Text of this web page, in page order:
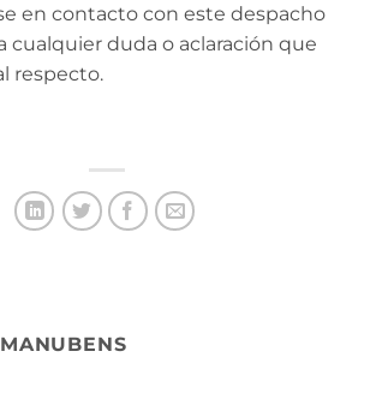
en contacto con este despacho
cualquier duda o aclaración que
respecto.
MANUBENS